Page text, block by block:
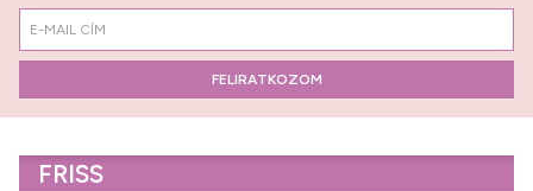
FELIRATKOZOM
FRISS